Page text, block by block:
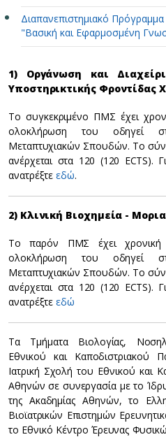
Διαπανεπιστημιακό
"Βασική και Εφαρμοσμένη
1) Οργάνωση και
Υποστηρικτικής Φροντίδας
Το συγκεκριμένο ΠΜΣ έχει
ολοκλήρωση του οδηγεί
Μεταπτυχιακών Σπουδών. Το
ανέρχεται στα 120 (120 ECTS).
ανατρέξτεεδώ.
2) Κλινική Βιοχημεία -
Το παρόν ΠΜΣ έχει χρονική
ολοκλήρωση του οδηγεί
Μεταπτυχιακών Σπουδών. Το
ανέρχεται στα 120 (120 ECTS).
ανατρέξτεεδώ
Τα Τμήματα Βιολογίας,
Εθνικού και Καποδιστριακού
Ιατρική Σχολή του Εθνικού και
Αθηνών σε συνεργασία με το
της Ακαδημίας Αθηνών, το
Βιοϊατρικών Επιστημών
το Εθνικό Κέντρο Έρευνας